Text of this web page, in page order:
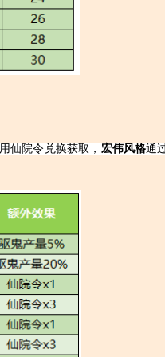
仙院令兑换获取， 宏伟风格通